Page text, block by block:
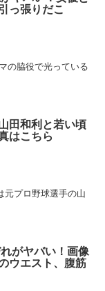
っ張りだこ
の脇役で光っている
田和利と若い頃
はこちら
元プロ野球選手の山
がヤバい！画像
ウエスト、腹筋